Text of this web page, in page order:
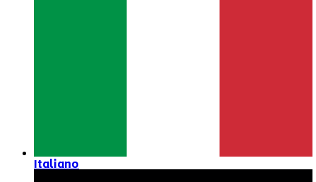
Italiano